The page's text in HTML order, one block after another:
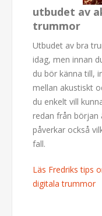
utbudet av
trummor
Utbudet av bra
idag, men innan
du bör känna till,
mellan akustiskt
du enkelt vill
redan från början
påverkar också
fall.
Läs Fredriks tips
digitala trummor